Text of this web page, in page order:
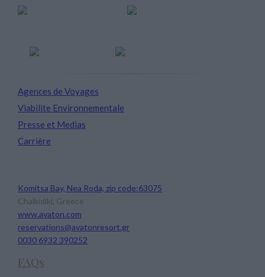
Agences de Voyages
Viabilite Environnementale
Presse et Medias
Carrière
Komitsa Bay, Nea Roda, zip code:63075
Chalkidiki, Greece
www.avaton.com
reservations@avatonresort.gr
0030 6932 390252
FAQs